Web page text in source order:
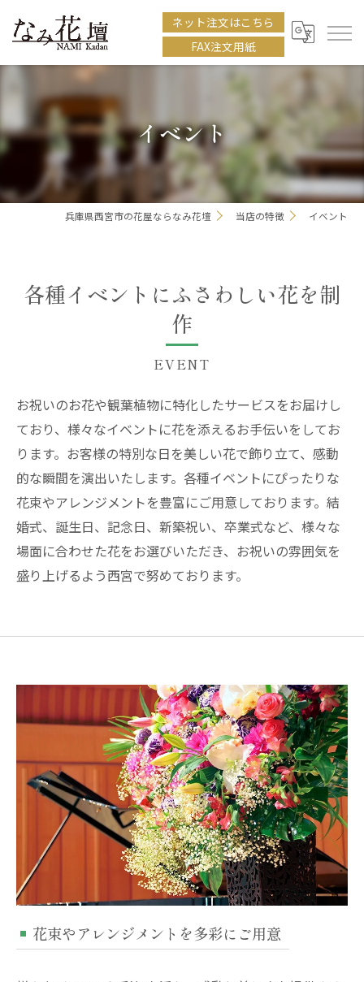
ネット注文はこちら
FAX注文用紙
イベント
兵庫県西宮市の花屋ならなみ花壇 当店の特徴 イベント
各種イベントにふさわしい花を制
作
EVENT
お祝いのお花や観葉植物に特化したサービスをお届けし
ており、様々なイベントに花を添えるお手伝いをしてお
ります。お客様の特別な日を美しい花で飾り立て、感動
的な瞬間を演出いたします。各種イベントにぴったりな
花束やアレンジメントを豊富にご用意しております。結
婚式、誕生日、記念日、新築祝い、卒業式など、様々な
場面に合わせた花をお選びいただき、お祝いの雰囲気を
盛り上げるよう西宮で努めております。
花束やアレンジメントを多彩にご用意